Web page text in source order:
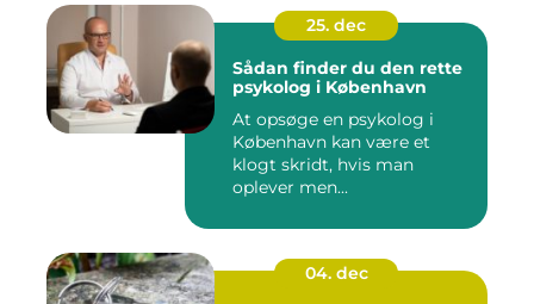
25. dec
Sådan finder du den rette
psykolog i København
At opsøge en psykolog i
København kan være et
klogt skridt, hvis man
oplever men...
04. dec